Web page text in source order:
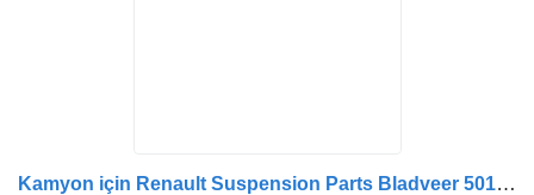
Kamyon için Renault Suspension Parts Bladveer 5010557731 makas